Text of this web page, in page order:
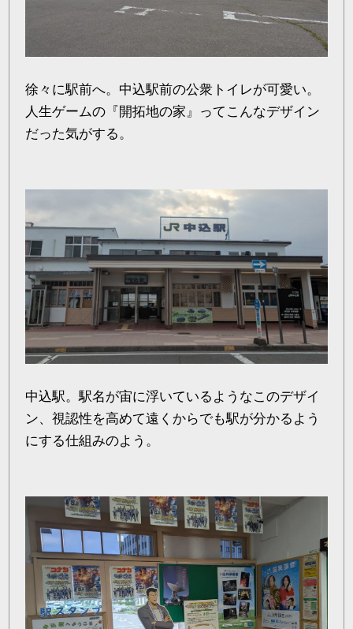
徐々に駅前へ。中込駅前の公衆トイレが可愛い。
人生ゲームの『開拓地の家』ってこんなデザイン
だった気がする。
中込駅。駅名が宙に浮いているようなこのデザイ
ン、視認性を高めて遠くからでも駅が分かるよう
にする仕組みのよう。